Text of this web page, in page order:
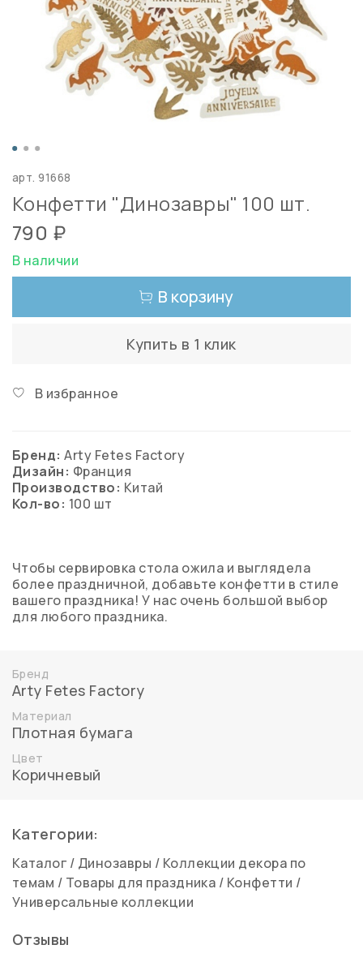
арт.91668
Конфетти "Динозавры" 100 шт.
790 ₽
В наличии
В корзину
Купить в 1 клик
В избранное
Бренд: Arty Fetes Factory
Дизайн: Франция
Производство: Китай
Кол-во: 100 шт
Чтобы сервировка стола ожила и выглядела
более праздничной, добавьте конфетти в стиле
вашего праздника! У нас очень большой выбор
для любого праздника.
Бренд
Arty Fetes Factory
Материал
Плотная бумага
Цвет
Коричневый
Категории:
Каталог / Динозавры / Коллекции декора по
темам / Товары для праздника / Конфетти /
Универсальные коллекции
Отзывы